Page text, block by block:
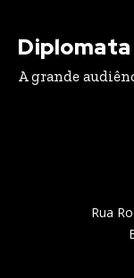
Diplomata
A grande
Rua